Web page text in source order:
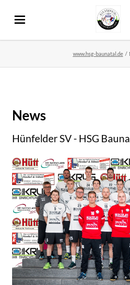
www.hsg-baunatal.de
News
Hünfelder SV - HSG